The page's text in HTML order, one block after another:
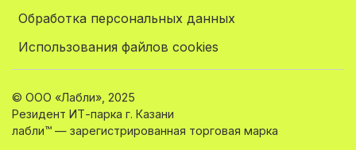
Обработка персональных данных
Использования файлов cookies
© ООО «Лабли», 2025
Резидент ИТ-парка г. Казани
лабли™ — зарегистрированная торговая марка